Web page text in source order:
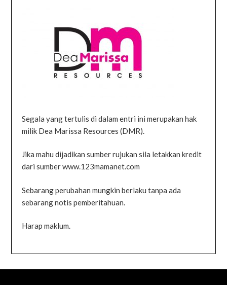
Segala yang tertulis di dalam entri ini merupakan hak
milik Dea Marissa Resources (DMR).
Jika mahu dijadikan sumber rujukan sila letakkan kredit
dari sumber www.123mamanet.com
Sebarang perubahan mungkin berlaku tanpa ada
sebarang notis pemberitahuan.
Harap maklum.